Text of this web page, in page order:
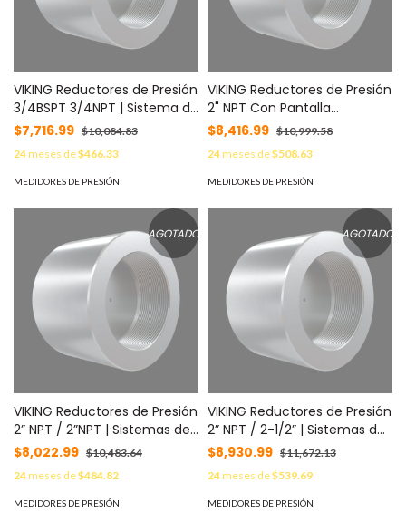
VIKING Reductores de Presión
3/4BSPT 3/4NPT | Sistema de
Extinción Oxeo MOD:
$7,716.99 $10,084.83
24meses de$466.33
MEDIDORES DE PRESIÓN
VIKING Reductores de Presión
2" NPT Con Pantalla
Protectora | Sistemas de
Extinción Oxeo MOD: 25013-
TBD
$8,416.99 $10,999.58
24meses de$508.63
MEDIDORES DE PRESIÓN
AGOTADO
VIKING Reductores de Presión
2” NPT / 2”NPT | Sistemas de
Extinción Oxeo MOD: 25014-
$8,022.99 $10,483.64
24meses de$484.82
MEDIDORES DE PRESIÓN
AGOTADO
VIKING Reductores de Presión
2” NPT / 2-1/2” | Sistemas de
Extinción Oxeo MOD: 25015-
$8,930.99 $11,672.13
24meses de$539.69
MEDIDORES DE PRESIÓN